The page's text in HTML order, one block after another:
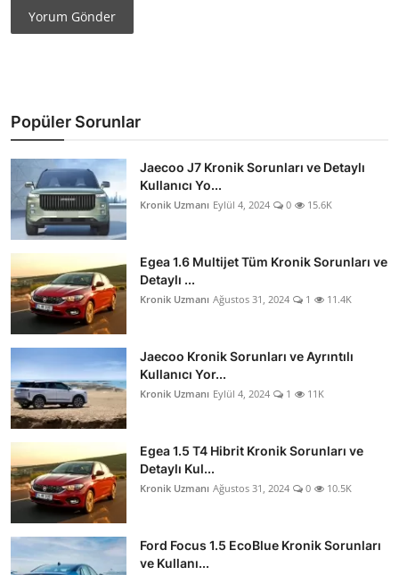
Yorum Gönder
Popüler Sorunlar
Jaecoo J7 Kronik Sorunları ve Detaylı
Kullanıcı Yo...
Kronik Uzmanı Eylül 4, 2024 0 15.6K
Egea 1.6 Multijet Tüm Kronik Sorunları ve
Detaylı ...
Kronik Uzmanı Ağustos 31, 2024 1 11.4K
Jaecoo Kronik Sorunları ve Ayrıntılı
Kullanıcı Yor...
Kronik Uzmanı Eylül 4, 2024 1 11K
Egea 1.5 T4 Hibrit Kronik Sorunları ve
Detaylı Kul...
Kronik Uzmanı Ağustos 31, 2024 0 10.5K
Ford Focus 1.5 EcoBlue Kronik Sorunları
ve Kullanı...